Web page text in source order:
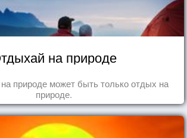
на природе
природе может быть только отдых на
природе.